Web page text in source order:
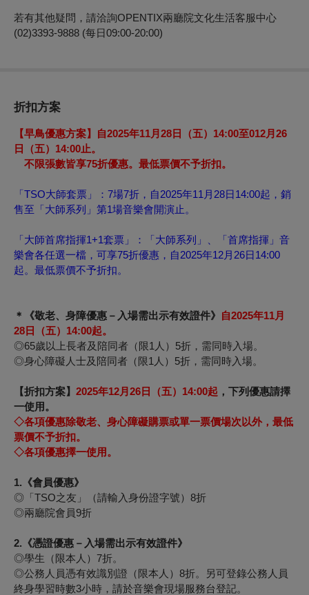
若有其他疑問，請洽詢OPENTIX兩廳院文化生活客服中心
(02)3393-9888 (每日09:00-20:00)
折扣方案
【早鳥優惠方案】 自2025年11月28日（五）14:00至012月26
日（五）14:00止。
不限張數皆享75折優惠。最低票價不予折扣。
「TSO大師套票」：7場7折，自2025年11月28日14:00起，銷
售至「大師系列」第1場音樂會開演止。
「大師首席指揮1+1套票」：「大師系列」、「首席指揮」音
樂會各任選一檔，可享75折優惠，自2025年12月26日14:00
起。最低票價不予折扣。
＊《敬老、身障優惠－ 入場需出示有效證件》 自2025年11月
28日（五）14:00起。
◎65歲以上長者及陪同者（限1人）5折，需同時入場。
◎身心障礙人士及陪同者（限1人）5折，需同時入場。
【折扣方案】 2025年12月26日（五）14:00起 ，下列優惠請擇
一使用。
◇各項優惠除敬老、身心障礙購票或單一票價場次以外，最低
票價不予折扣。
◇各項優惠擇一使用。
1. 《會員優惠》
◎ 「TSO之友」（請輸入身份證字號） 8折
◎兩廳院會員9折
2. 《憑證優惠－ 入場需出示有效證件》
◎學生（限本人）7折。
◎公務人員憑有效識別證（限本人）8折。另可登錄公務人員
終身學習時數3小時，請於音樂會現場服務台登記。